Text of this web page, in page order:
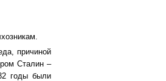
причиной
Сталин –
годы были